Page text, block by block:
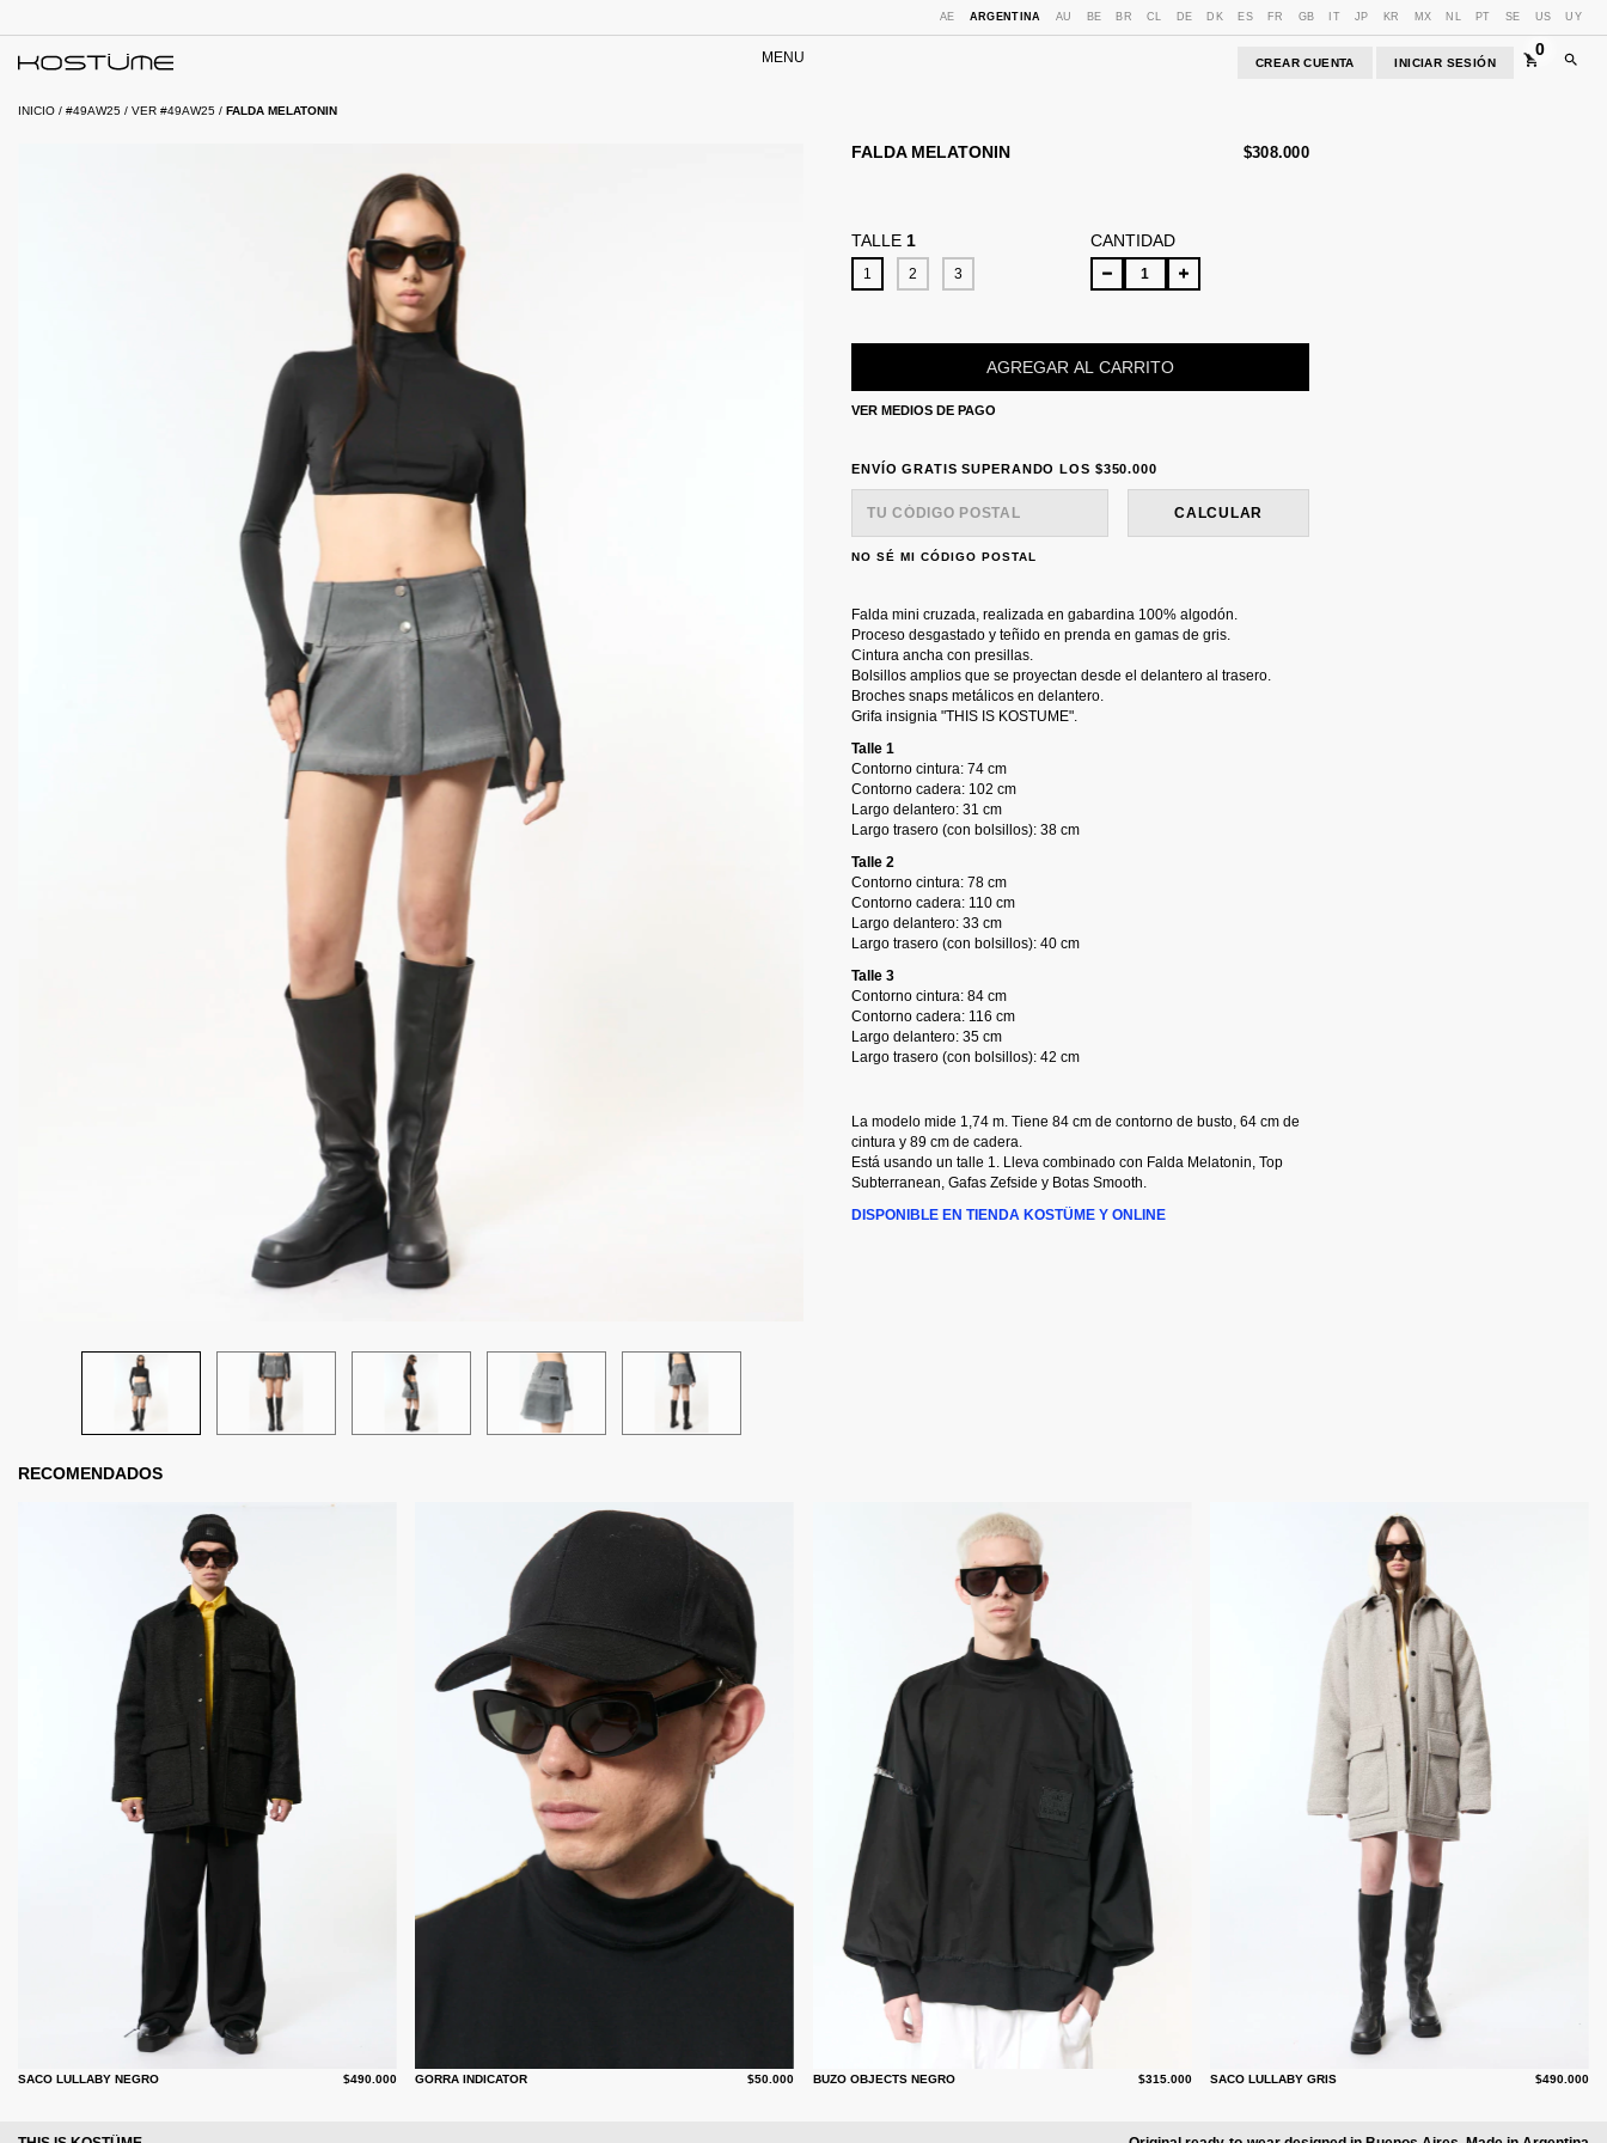
AE ARGENTINA AU BE BR CL DE DK ES FR GB IT JP KR MX NL PT SE US UY
MENU CREAR CUENTA INICIAR SESIÓN
0
INICIO / #49AW25 / VER #49AW25 / FALDA MELATONIN
FALDA MELATONIN $308.000
TALLE 1
1 2 3
CANTIDAD
VER MEDIOS DE PAGO
ENVÍO GRATIS
ENTREGAS PARA EL CP: CAMBIAR CP
ENVÍO GRATIS SUPERANDO LOS $350.000
CALCULAR
NO SÉ MI CÓDIGO POSTAL
Falda mini cruzada, realizada en gabardina 100% algodón.
Proceso desgastado y teñido en prenda en gamas de gris.
Cintura ancha con presillas.
Bolsillos amplios que se proyectan desde el delantero al trasero.
Broches snaps metálicos en delantero.
Grifa insignia "THIS IS KOSTUME".
Talle 1
Contorno cintura: 74 cm
Contorno cadera: 102 cm
Largo delantero: 31 cm
Largo trasero (con bolsillos): 38 cm
Talle 2
Contorno cintura: 78 cm
Contorno cadera: 110 cm
Largo delantero: 33 cm
Largo trasero (con bolsillos): 40 cm
Talle 3
Contorno cintura: 84 cm
Contorno cadera: 116 cm
Largo delantero: 35 cm
Largo trasero (con bolsillos): 42 cm
La modelo mide 1,74 m. Tiene 84 cm de contorno de busto, 64 cm de
cintura y 89 cm de cadera.
Está usando un talle 1. Lleva combinado con Falda Melatonin, Top
Subterranean, Gafas Zefside y Botas Smooth.
DISPONIBLE EN TIENDA KOSTÜME Y ONLINE
RECOMENDADOS
SACO LULLABY NEGRO $490.000 GORRA INDICATOR $50.000 BUZO OBJECTS NEGRO $315.000 SACO LULLABY GRIS $490.000